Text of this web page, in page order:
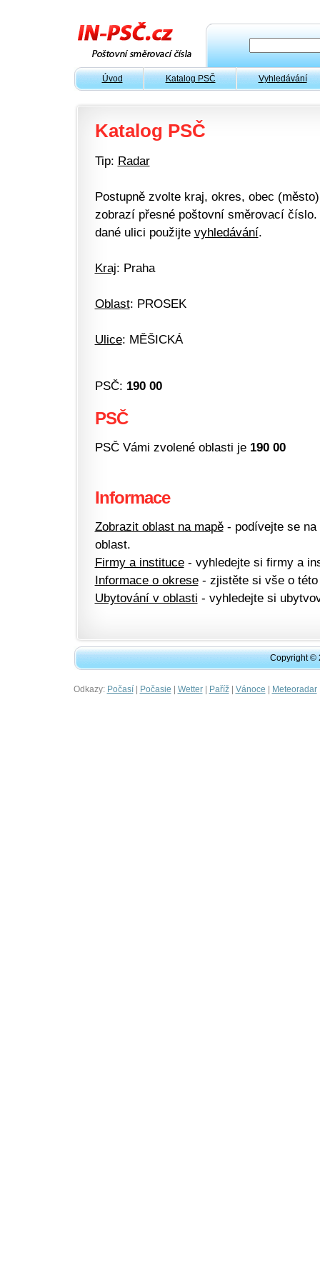
Úvod Katalog PSČ Vyhledávání
Katalog PSČ
Tip: Radar
Postupně zvolte kraj, okres, obec
zobrazí přesné poštovní směrovací
dané ulici použijte vyhledávání.
Kraj: Praha
Oblast: PROSEK
Ulice: MĚŠICKÁ
PSČ: 190 00
PSČ
PSČ Vámi zvolené oblasti je 190 00
Informace
Zobrazit oblast na mapě- podívejte se na
oblast.
Firmy a instituce- vyhledejte si firmy a
Informace o okrese- zjistěte si vše o této
Ubytování v oblasti - vyhledejte si
Copyright ©
Odkazy: Počasí| Počasie | Wetter| Paříž| Vánoce | Meteoradar